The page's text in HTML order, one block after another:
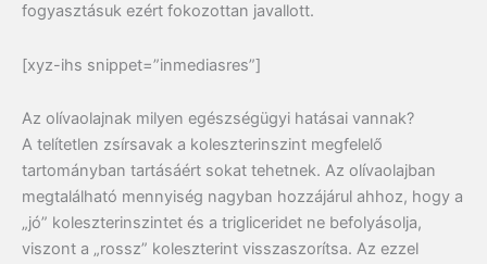
fogyasztásuk ezért fokozottan javallott.
[xyz-ihs snippet=”inmediasres”]
Az olívaolajnak milyen egészségügyi hatásai vannak?
A telítetlen zsírsavak a koleszterinszint megfelelő
tartományban tartásáért sokat tehetnek. Az olívaolajban
megtalálható mennyiség nagyban hozzájárul ahhoz, hogy a
„jó” koleszterinszintet és a trigliceridet ne befolyásolja,
viszont a „rossz” koleszterint visszaszorítsa. Az ezzel